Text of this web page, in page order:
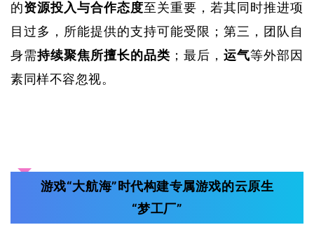
的资源投入与合作态度至关重要，若其同时推进项
目过多，所能提供的支持可能受限；第三，团队自
身需持续聚焦所擅长的品类 ；最后，运气等外部因
素同样不容忽视。
游戏“大航海”时代构建专属游戏的云原生
“梦工厂”